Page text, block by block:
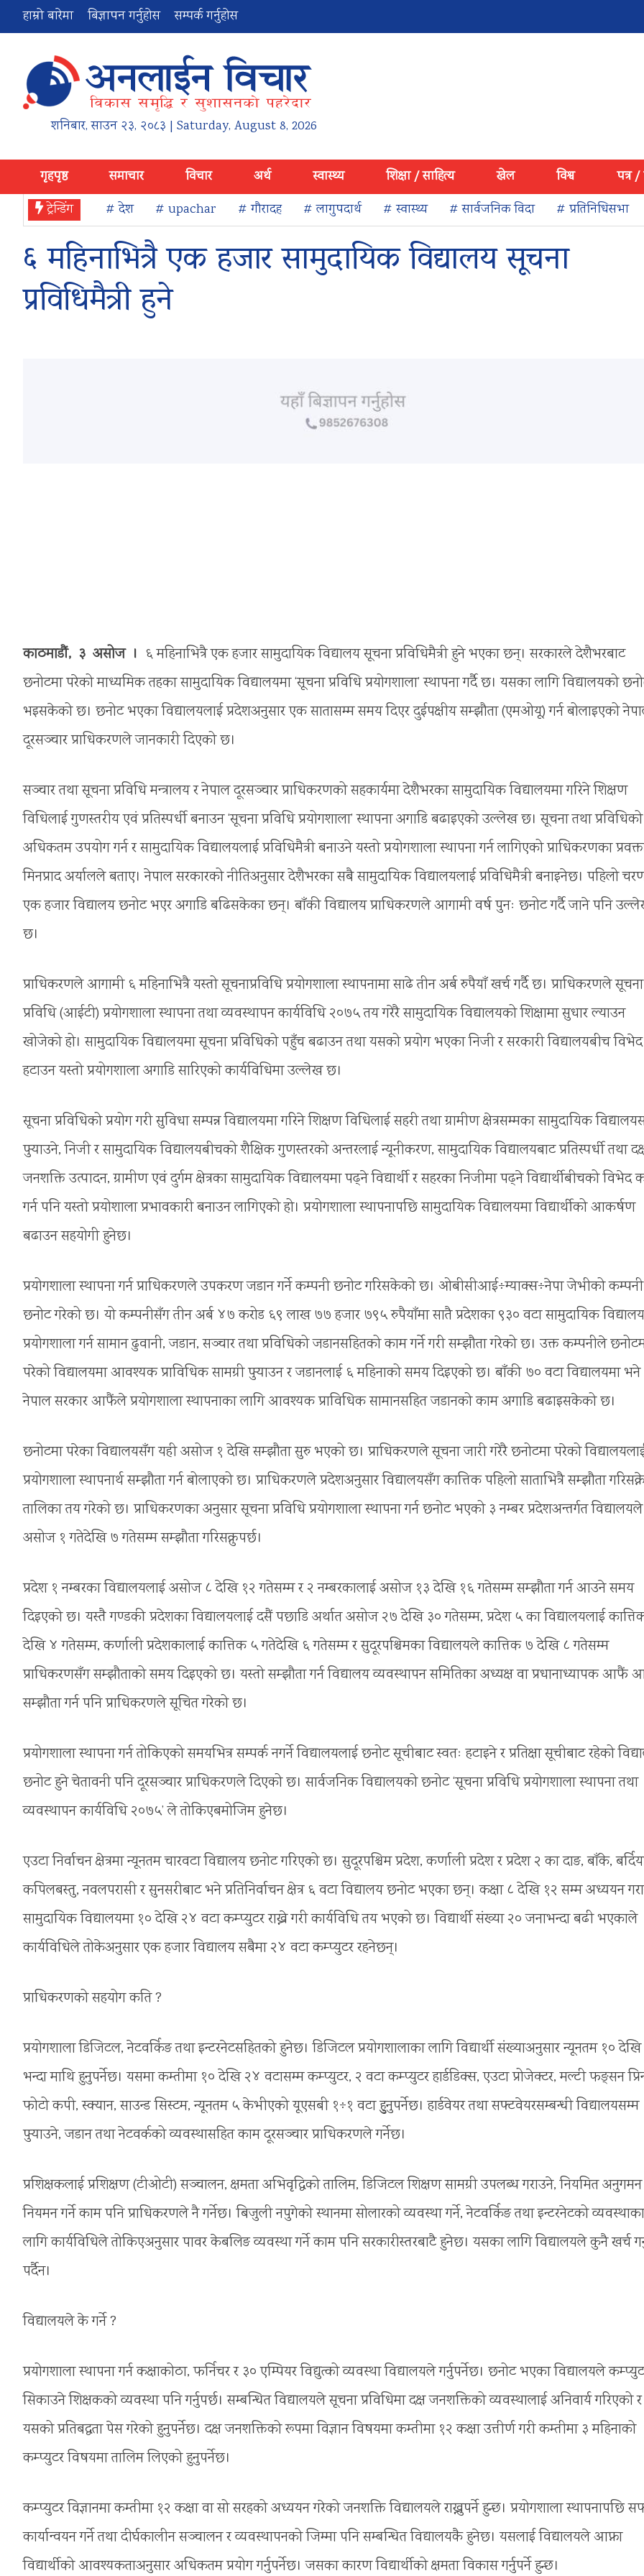
हाम्रो बारेमा बिज्ञापन गर्नुहोस सम्पर्क गर्नुहोस
शनिबार,साउन २३, २०८३ | Saturday, August 8, 2026
गृहपृष्ठ समाचार विचार अर्थ स्वास्थ्य शिक्षा / साहित्य खेल विश्व पत्र /
ट्रेन्डिंग
# देश # upachar # गौरादह # लागुपदार्थ # स्वास्थ्य # सार्वजनिक विदा # प्रतिनिधिसभा
६ महिनाभित्रै एक हजार सामुदायिक विद्यालय सूचना
प्रविधिमैत्री हुने
काठमाडौं, ३ असोज । ६ महिनाभित्रै एक हजार सामुदायिक विद्यालय सूचना प्रविधिमैत्री हुने भएका छन्। सरकारले देशैभरबाट
छनोटमा परेको माध्यमिक तहका सामुदायिक विद्यालयमा ‘सूचना प्रविधि प्रयोगशाला’ स्थापना गर्दै छ। यसका लागि विद्यालयको
भइसकेको छ। छनोट भएका विद्यालयलाई प्रदेशअनुसार एक सातासम्म समय दिएर दुईपक्षीय सम्झौता (एमओयू) गर्न बोलाइएको
दूरसञ्चार प्राधिकरणले जानकारी दिएको छ।
सञ्चार तथा सूचना प्रविधि मन्त्रालय र नेपाल दूरसञ्चार प्राधिकरणको सहकार्यमा देशैभरका सामुदायिक विद्यालयमा गरिने शिक्षण
विधिलाई गुणस्तरीय एवं प्रतिस्पर्धी बनाउन ‘सूचना प्रविधि प्रयोगशाला’ स्थापना अगाडि बढाइएको उल्लेख छ। सूचना तथा प्रविधिको
अधिकतम उपयोग गर्न र सामुदायिक विद्यालयलाई प्रविधिमैत्री बनाउने यस्तो प्रयोगशाला स्थापना गर्न लागिएको प्राधिकरणका
मिनप्राद अर्यालले बताए। नेपाल सरकारको नीतिअनुसार देशैभरका सबै सामुदायिक विद्यालयलाई प्रविधिमैत्री बनाइनेछ। पहिलो
एक हजार विद्यालय छनोट भएर अगाडि बढिसकेका छन्। बाँकी विद्यालय प्राधिकरणले आगामी वर्ष पुनः छनोट गर्दै जाने पनि
छ।
प्राधिकरणले आगामी ६ महिनाभित्रै यस्तो सूचनाप्रविधि प्रयोगशाला स्थापनामा साढे तीन अर्ब रुपैयाँ खर्च गर्दै छ। प्राधिकरणले सूचना
प्रविधि (आईटी) प्रयोगशाला स्थापना तथा व्यवस्थापन कार्यविधि २०७५ तय गरेरै सामुदायिक विद्यालयको शिक्षामा सुधार ल्याउन
खोजेको हो। सामुदायिक विद्यालयमा सूचना प्रविधिको पहुँच बढाउन तथा यसको प्रयोग भएका निजी र सरकारी विद्यालयबीच विभेद
हटाउन यस्तो प्रयोगशाला अगाडि सारिएको कार्यविधिमा उल्लेख छ।
सूचना प्रविधिको प्रयोग गरी सुविधा सम्पन्न विद्यालयमा गरिने शिक्षण विधिलाई सहरी तथा ग्रामीण क्षेत्रसम्मका सामुदायिक
पुर्‍याउने, निजी र सामुदायिक विद्यालयबीचको शैक्षिक गुणस्तरको अन्तरलाई न्यूनीकरण, सामुदायिक विद्यालयबाट प्रतिस्पर्धी तथा
जनशक्ति उत्पादन, ग्रामीण एवं दुर्गम क्षेत्रका सामुदायिक विद्यालयमा पढ्ने विद्यार्थी र सहरका निजीमा पढ्ने विद्यार्थीबीचको विभेद
गर्न पनि यस्तो प्रयोशाला प्रभावकारी बनाउन लागिएको हो। प्रयोगशाला स्थापनापछि सामुदायिक विद्यालयमा विद्यार्थीको आकर्षण
बढाउन सहयोगी हुनेछ।
प्रयोगशाला स्थापना गर्न प्राधिकरणले उपकरण जडान गर्ने कम्पनी छनोट गरिसकेको छ। ओबीसीआई÷म्याक्स÷नेपा जेभीको कम्पनी
छनोट गरेको छ। यो कम्पनीसँग तीन अर्ब ४७ करोड ६९ लाख ७७ हजार ७९५ रुपैयाँमा सातै प्रदेशका ९३० वटा सामुदायिक
प्रयोगशाला गर्न सामान ढुवानी, जडान, सञ्चार तथा प्रविधिको जडानसहितको काम गर्ने गरी सम्झौता गरेको छ। उक्त कम्पनीले
परेको विद्यालयमा आवश्यक प्राविधिक सामग्री पुर्‍याउन र जडानलाई ६ महिनाको समय दिइएको छ। बाँकी ७० वटा विद्यालयमा भने
नेपाल सरकार आफैंले प्रयोगशाला स्थापनाका लागि आवश्यक प्राविधिक सामानसहित जडानको काम अगाडि बढाइसकेको छ।
छनोटमा परेका विद्यालयसँग यही असोज १ देखि सम्झौता सुरु भएको छ। प्राधिकरणले सूचना जारी गरेरै छनोटमा परेको
प्रयोगशाला स्थापनार्थ सम्झौता गर्न बोलाएको छ। प्राधिकरणले प्रदेशअनुसार विद्यालयसँग कात्तिक पहिलो साताभित्रै सम्झौता
तालिका तय गरेको छ। प्राधिकरणका अनुसार सूचना प्रविधि प्रयोगशाला स्थापना गर्न छनोट भएको ३ नम्बर प्रदेशअन्तर्गत विद्यालयले
असोज १ गतेदेखि ७ गतेसम्म सम्झौता गरिसक्नुपर्छ।
प्रदेश १ नम्बरका विद्यालयलाई असोज ८ देखि १२ गतेसम्म र २ नम्बरकालाई असोज १३ देखि १६ गतेसम्म सम्झौता गर्न आउने समय
दिइएको छ। यस्तै गण्डकी प्रदेशका विद्यालयलाई दसैं पछाडि अर्थात असोज २७ देखि ३० गतेसम्म, प्रदेश ५ का विद्यालयलाई
देखि ४ गतेसम्म, कर्णाली प्रदेशकालाई कात्तिक ५ गतेदेखि ६ गतेसम्म र सुदूरपश्चिमका विद्यालयले कात्तिक ७ देखि ८ गतेसम्म
प्राधिकरणसँग सम्झौताको समय दिइएको छ। यस्तो सम्झौता गर्न विद्यालय व्यवस्थापन समितिका अध्यक्ष वा प्रधानाध्यापक आफैं
सम्झौता गर्न पनि प्राधिकरणले सूचित गरेको छ।
प्रयोगशाला स्थापना गर्न तोकिएको समयभित्र सम्पर्क नगर्ने विद्यालयलाई छनोट सूचीबाट स्वतः हटाइने र प्रतिक्षा सूचीबाट रहेको
छनोट हुने चेतावनी पनि दूरसञ्चार प्राधिकरणले दिएको छ। सार्वजनिक विद्यालयको छनोट ‘सूचना प्रविधि प्रयोगशाला स्थापना तथा
व्यवस्थापन कार्यविधि २०७५’ ले तोकिएबमोजिम हुनेछ।
एउटा निर्वाचन क्षेत्रमा न्यूनतम चारवटा विद्यालय छनोट गरिएको छ। सुदूरपश्चिम प्रदेश, कर्णाली प्रदेश र प्रदेश २ का दाङ, बाँके,
कपिलबस्तु, नवलपरासी र सुनसरीबाट भने प्रतिनिर्वाचन क्षेत्र ६ वटा विद्यालय छनोट भएका छन्। कक्षा ८ देखि १२ सम्म अध्ययन
सामुदायिक विद्यालयमा १० देखि २४ वटा कम्प्युटर राख्ने गरी कार्यविधि तय भएको छ। विद्यार्थी संख्या २० जनाभन्दा बढी भएकाले
कार्यविधिले तोकेअनुसार एक हजार विद्यालय सबैमा २४ वटा कम्प्युटर रहनेछन्।
प्राधिकरणको सहयोग कति ?
प्रयोगशाला डिजिटल, नेटवर्किङ तथा इन्टरनेटसहितको हुनेछ। डिजिटल प्रयोगशालाका लागि विद्यार्थी संख्याअनुसार न्यूनतम १०
भन्दा माथि हुनुपर्नेछ। यसमा कम्तीमा १० देखि २४ वटासम्म कम्प्युटर, २ वटा कम्प्युटर हार्डडिक्स, एउटा प्रोजेक्टर, मल्टी फङ्सन
फोटो कपी, स्क्यान, साउन्ड सिस्टम, न्यूनतम ५ केभीएको यूएसबी १÷१ वटा हुुनुपर्नेछ। हार्डवेयर तथा सफ्टवेयरसम्बन्धी विद्यालयसम्म
पुर्‍याउने, जडान तथा नेटवर्कको व्यवस्थासहित काम दूरसञ्चार प्राधिकरणले गर्नेछ।
प्रशिक्षकलाई प्रशिक्षण (टीओटी) सञ्चालन, क्षमता अभिवृद्धिको तालिम, डिजिटल शिक्षण सामग्री उपलब्ध गराउने, नियमित
नियमन गर्ने काम पनि प्राधिकरणले नै गर्नेछ। बिजुली नपुगेको स्थानमा सोलारको व्यवस्था गर्ने, नेटवर्किङ तथा इन्टरनेटको व्यवस्थाका
लागि कार्यविधिले तोकिएअनुसार पावर केबलिङ व्यवस्था गर्ने काम पनि सरकारीस्तरबाटै हुनेछ। यसका लागि विद्यालयले कुनै खर्च
पर्दैन।
विद्यालयले के गर्ने ?
प्रयोगशाला स्थापना गर्न कक्षाकोठा, फर्निचर र ३० एम्पियर विद्युत्को व्यवस्था विद्यालयले गर्नुपर्नेछ। छनोट भएका विद्यालयले
सिकाउने शिक्षकको व्यवस्था पनि गर्नुपर्छ। सम्बन्धित विद्यालयले सूचना प्रविधिमा दक्ष जनशक्तिको व्यवस्थालाई अनिवार्य गरिएको र
यसको प्रतिबद्धता पेस गरेको हुनुपर्नेछ। दक्ष जनशक्तिको रूपमा विज्ञान विषयमा कम्तीमा १२ कक्षा उत्तीर्ण गरी कम्तीमा ३ महिनाको
कम्प्युटर विषयमा तालिम लिएको हुनुपर्नेछ।
कम्प्युटर विज्ञानमा कम्तीमा १२ कक्षा वा सो सरहको अध्ययन गरेको जनशक्ति विद्यालयले राख्नुपर्ने हुन्छ। प्रयोगशाला स्थापनापछि
कार्यान्वयन गर्ने तथा दीर्घकालीन सञ्चालन र व्यवस्थापनको जिम्मा पनि सम्बन्धित विद्यालयकै हुनेछ। यसलाई विद्यालयले आफ्ना
विद्यार्थीको आवश्यकताअनुसार अधिकतम प्रयोग गर्नुपर्नेछ। जसका कारण विद्यार्थीको क्षमता विकास गर्नुपर्ने हुन्छ।